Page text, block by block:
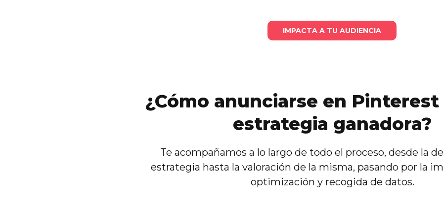
IMPACTA A TU AUDIENCIA
¿Cómo anunciarse en
estrategia ganadora?
Te acompañamos a lo largo de todo el proceso, desde la
estrategia hasta la valoración de la misma, pasando por la
optimización y recogida de datos.